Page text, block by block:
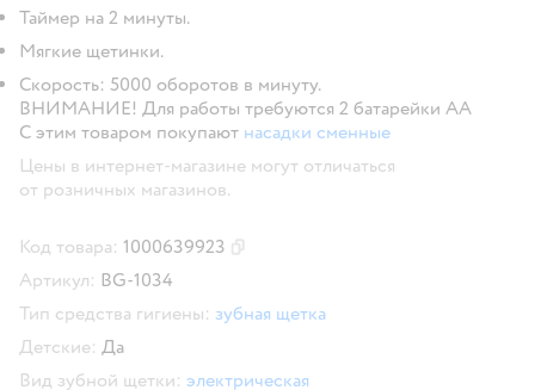
Таймер на 2 минуты.
Мягкие щетинки.
Скорость: 5000 оборотов в минуту.
ВНИМАНИЕ! Для работы требуются 2 батарейки АА
С этим товаром покупают насадки сменные
Цены в интернет-магазине могут отличаться
от розничных магазинов.
Код товара: 1000639923
Артикул: BG-1034
Тип средства гигиены: зубная щетка
Детские: Да
Вид зубной щетки: электрическая